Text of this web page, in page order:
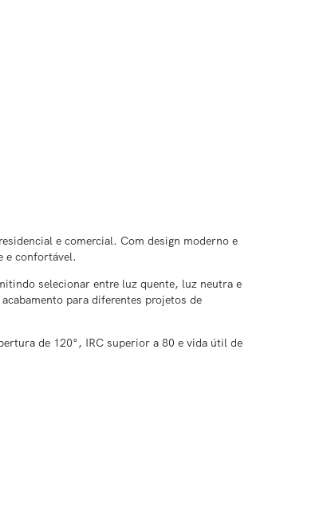
e comercial. Com design moderno e
e confortável.
selecionar entre luz quente, luz neutra e
para diferentes projetos de
de 120°, IRC superior a 80 e vida útil de